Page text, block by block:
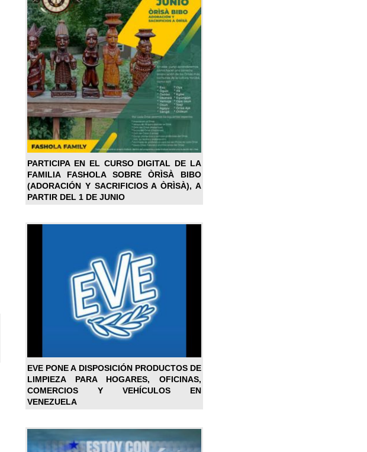
PARTICIPA EN EL CURSO DIGITAL DE LA
FAMILIA FASHOLA SOBRE ÒRÌSÀ BIBO
(ADORACIÓN Y SACRIFICIOS A ÒRÌSÀ), A
PARTIR DEL 1 DE JUNIO
EVE PONE A DISPOSICIÓN PRODUCTOS DE
LIMPIEZA PARA HOGARES, OFICINAS,
COMERCIOS Y VEHÍCULOS EN
VENEZUELA